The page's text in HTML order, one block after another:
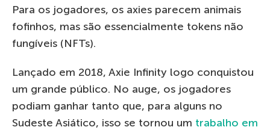
Para os jogadores, os axies parecem animais
fofinhos, mas são essencialmente tokens não
fungíveis (NFTs).
Lançado em 2018, Axie Infinity logo conquistou
um grande público. No auge, os jogadores
podiam ganhar tanto que, para alguns no
Sudeste Asiático, isso se tornou um trabalho em